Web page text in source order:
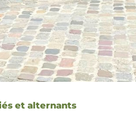
et alternants